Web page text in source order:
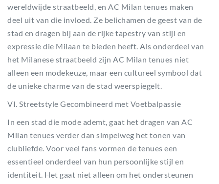
wereldwijde straatbeeld, en AC Milan tenues maken
deel uit van die invloed. Ze belichamen de geest van de
stad en dragen bij aan de rijke tapestry van stijl en
expressie die Milaan te bieden heeft. Als onderdeel van
het Milanese straatbeeld zijn AC Milan tenues niet
alleen een modekeuze, maar een cultureel symbool dat
de unieke charme van de stad weerspiegelt.
VI. Streetstyle Gecombineerd met Voetbalpassie
In een stad die mode ademt, gaat het dragen van AC
Milan tenues verder dan simpelweg het tonen van
clubliefde. Voor veel fans vormen de tenues een
essentieel onderdeel van hun persoonlijke stijl en
identiteit. Het gaat niet alleen om het ondersteunen